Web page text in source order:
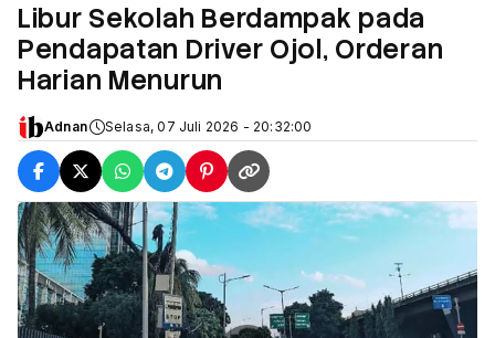
Libur Sekolah Berdampak pada
Pendapatan Driver Ojol, Orderan
Harian Menurun
Adnan Selasa, 07 Juli 2026 - 20:32:00